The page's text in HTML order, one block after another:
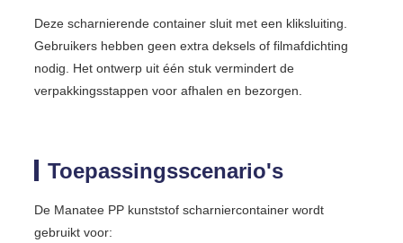
Deze scharnierende container sluit met een kliksluiting.
Gebruikers hebben geen extra deksels of filmafdichting
nodig. Het ontwerp uit één stuk vermindert de
verpakkingsstappen voor afhalen en bezorgen.
Toepassingsscenario's
De Manatee PP kunststof scharniercontainer wordt
gebruikt voor: